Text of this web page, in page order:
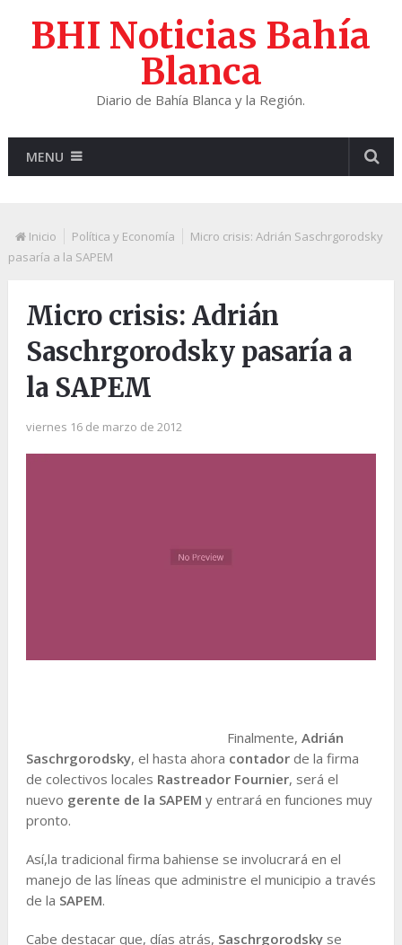
BHI Noticias Bahía
Blanca
Diario de Bahía Blanca y la Región.
MENU
Inicio Política y Economía
Micro crisis: Adrián Saschrgorodsky
pasaría a la SAPEM
Micro crisis: Adrián
Saschrgorodsky pasaría a
la SAPEM
viernes 16 de marzo de 2012
Finalmente, Adrián
Saschrgorodsky, el hasta ahora contadorde la firma
de colectivos locales Rastreador Fournier, será el
nuevo gerente de la SAPEM y entrará en funciones muy
pronto.
Así,la tradicional firma bahiense se involucrará en el
manejo de las líneas que administre el municipio a través
de la SAPEM.
Cabe destacar que, días atrás, Saschrgorodskyse